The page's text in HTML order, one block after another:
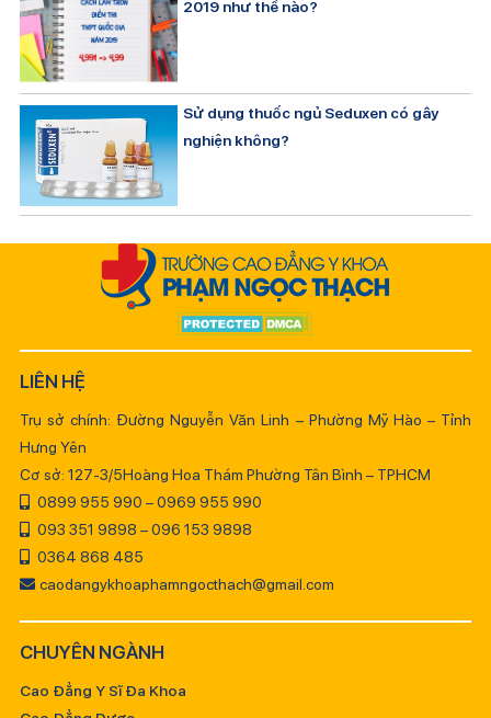
2019 như thế nào?
Sử dụng thuốc ngủ Seduxen có gây
nghiện không?
LIÊN HỆ
Trụ sở chính: Đường Nguyễn Văn Linh – Phường Mỹ Hào – Tỉnh
Hưng Yên
Cơ sở: 127-3/5Hoàng Hoa Thám Phường Tân Bình – TPHCM
0899 955 990 – 0969 955 990
093 351 9898 – 096 153 9898
0364 868 485
caodangykhoaphamngocthach@gmail.com
CHUYÊN NGÀNH
Cao Đẳng Y Sĩ Đa Khoa